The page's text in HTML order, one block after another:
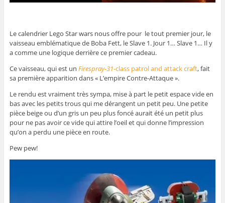
Le calendrier Lego Star wars nous offre pour le tout premier jour, le
vaisseau emblématique de Boba Fett, le Slave 1. Jour 1… Slave 1… Il y
a comme une logique derrière ce premier cadeau.
Ce vaisseau, qui est un Firespray-31-class patrol and attack craft, fait
sa première apparition dans « L’empire Contre-Attaque ».
Le rendu est vraiment très sympa, mise à part le petit espace vide en
bas avec les petits trous qui me dérangent un petit peu. Une petite
pièce beige ou d’un gris un peu plus foncé aurait été un petit plus
pour ne pas avoir ce vide qui attire l’oeil et qui donne l’impression
qu’on a perdu une pièce en route.
Pew pew!